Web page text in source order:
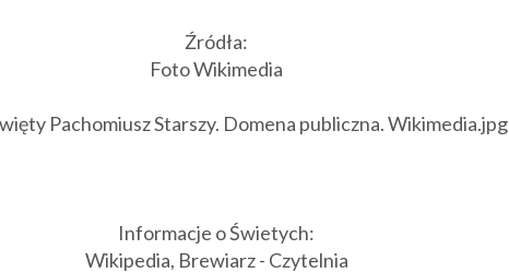
Źródła:
Foto Wikimedia
Pachomiusz Starszy. Domena publiczna. Wikimedia.jpg
Informacje o Świetych:
Wikipedia, Brewiarz - Czytelnia